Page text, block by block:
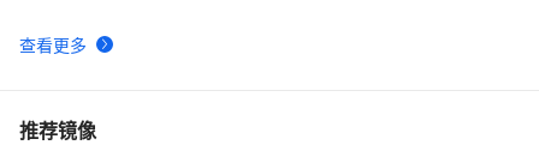
查看更多
推荐镜像